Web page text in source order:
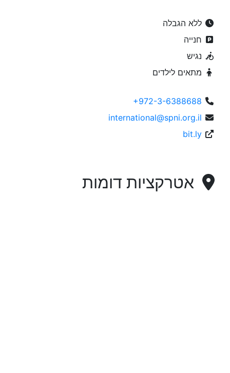
ללא הגבלה
חנייה
נגיש
מתאים לילדים
+972-3-6388688
international@spni.org.il
bit.ly
אטרקציות דומות